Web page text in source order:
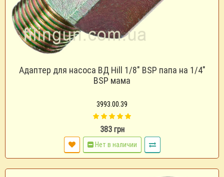
Адаптер для насоса ВД Hill 1/8" BSP папа на 1/4"
BSP мама
3993.00.39
383 грн
Нет в наличии